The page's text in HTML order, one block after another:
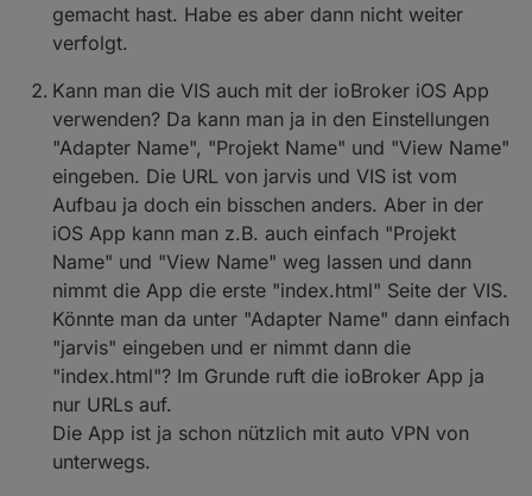
gemacht hast. Habe es aber dann nicht weiter
verfolgt.
Kann man die VIS auch mit der ioBroker iOS App
verwenden? Da kann man ja in den Einstellungen
"Adapter Name", "Projekt Name" und "View Name"
eingeben. Die URL von jarvis und VIS ist vom
Aufbau ja doch ein bisschen anders. Aber in der
iOS App kann man z.B. auch einfach "Projekt
Name" und "View Name" weg lassen und dann
nimmt die App die erste "index.html" Seite der VIS.
Könnte man da unter "Adapter Name" dann einfach
"jarvis" eingeben und er nimmt dann die
"index.html"? Im Grunde ruft die ioBroker App ja
nur URLs auf.
Die App ist ja schon nützlich mit auto VPN von
unterwegs.